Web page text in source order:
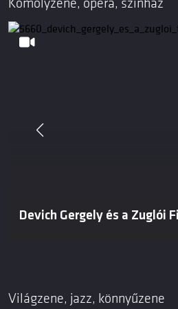
Komolyzene, opera, színház
Devich Gergely és a Zuglói
Világzene, jazz, könnyűzene